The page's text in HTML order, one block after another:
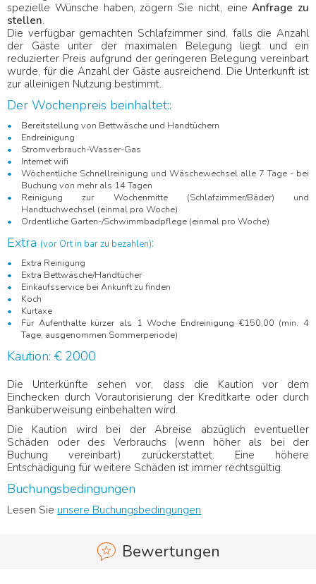
spezielle Wünsche haben, zögern Sie nicht, eineAnfrage zu
stellen.
Die verfügbar gemachten Schlafzimmer sind, falls die Anzahl
der Gäste unter der maximalen Belegung liegt und ein
reduzierter Preis aufgrund der geringeren Belegung vereinbart
wurde, für die Anzahl der Gäste ausreichend. Die Unterkunft ist
zur alleinigen Nutzung bestimmt.
Der Wochenpreis beinhaltet::
Bereitstellung von Bettwäsche und Handtüchern
Endreinigung
Stromverbrauch-Wasser-Gas
Internet wifi
Wöchentliche Schnellreinigung und Wäschewechsel alle 7 Tage - bei
Buchung von mehr als 14 Tagen
Reinigung zur Wochenmitte (Schlafzimmer/Bäder) und
Handtuchwechsel (einmal pro Woche)
Ordentliche Garten-/Schwimmbadpflege (einmal pro Woche)
Extra (vor Ort in bar zu bezahlen):
Extra Reinigung
Extra Bettwäsche/Handtücher
Einkaufsservice bei Ankunft zu finden
Koch
Kurtaxe
Für Aufenthalte kürzer als 1 Woche Endreinigung €150,00 (min. 4
Tage, ausgenommen Sommerperiode)
Kaution: € 2000
Die Unterkünfte sehen vor, dass die Kaution vor dem
Einchecken durch Vorautorisierung der Kreditkarte oder durch
Banküberweisung einbehalten wird.
Die Kaution wird bei der Abreise abzüglich eventueller
Schäden oder des Verbrauchs (wenn höher als bei der
Buchung vereinbart) zurückerstattet. Eine höhere
Entschädigung für weitere Schäden ist immer rechtsgültig.
Buchungsbedingungen
Lesen Sie unsere Buchungsbedingungen
Bewertungen